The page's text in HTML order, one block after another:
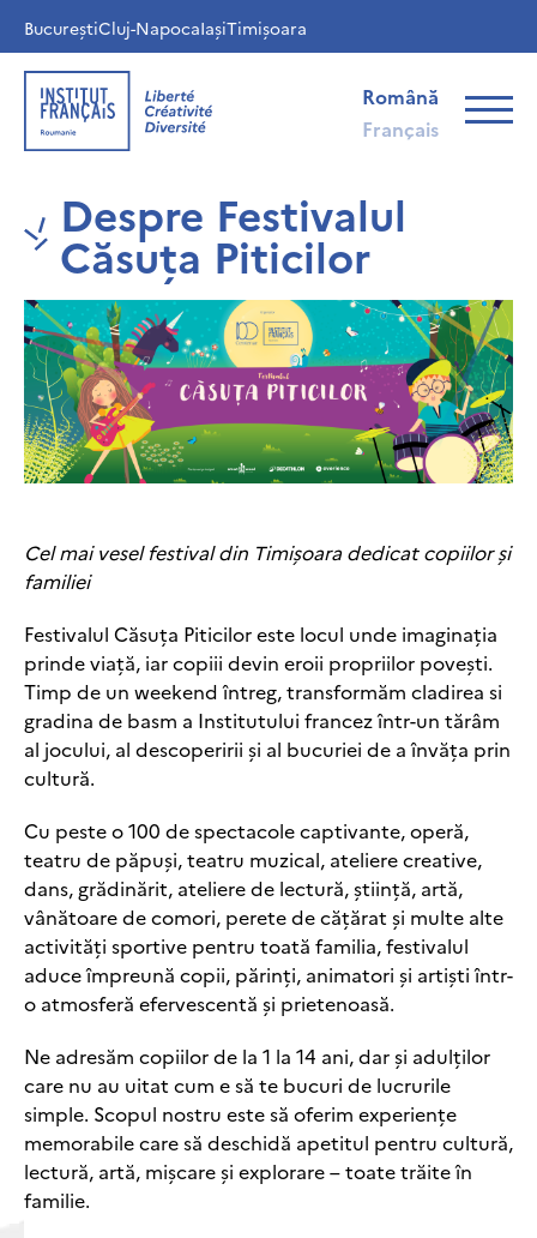
BucureștiCluj-NapocaIașiTimișoara
Română
Français
Despre Festivalul
Căsuța Piticilor
Cel mai vesel festival din Timișoara dedicat copiilor și
familiei
Festivalul Căsuța Piticilor este locul unde imaginația
prinde viață, iar copiii devin eroii propriilor povești.
Timp de un weekend întreg, transformăm cladirea si
gradina de basm a Institutului francez într-un tărâm
al jocului, al descoperirii și al bucuriei de a învăța prin
cultură.
Cu peste o 100 de spectacole captivante, operă,
teatru de păpuși, teatru muzical, ateliere creative,
dans, grădinărit, ateliere de lectură, știință, artă,
vânătoare de comori, perete de cățărat și multe alte
activități sportive pentru toată familia, festivalul
aduce împreună copii, părinți, animatori și artiști într-
o atmosferă efervescentă și prietenoasă.
Ne adresăm copiilor de la 1 la 14 ani, dar și adulților
care nu au uitat cum e să te bucuri de lucrurile
simple. Scopul nostru este să oferim experiențe
memorabile care să deschidă apetitul pentru cultură,
lectură, artă, mișcare și explorare – toate trăite în
familie.